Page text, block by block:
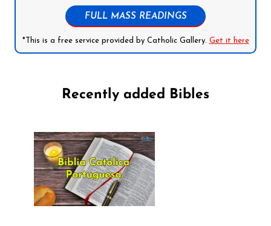
FULL MASS READINGS
*This is a free service provided by Catholic Gallery. Get it here
Recently added Bibles